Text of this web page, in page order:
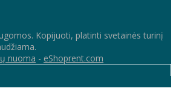
Kopijuoti, platinti svetainės turinį
nuoma - eShoprent.com